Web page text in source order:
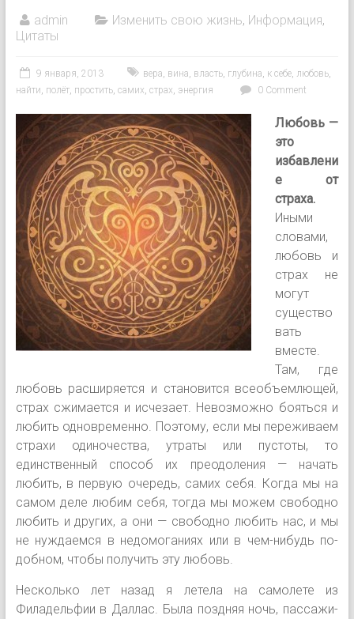
admin Изменить свою жизнь, Информация,
Цитаты
9 января, 2013 вера вина власть, глубина к себе, любовь,
найти полёт, простить, самих страх энергия 0 Comment
Любовь —
это
избавлени
е от
страха.
Иными
сло­вами,
любовь и
страх не
могут
существо
вать
вместе.
Там, где
любовь расширяется и становится всеобъем­лющей,
страх сжимается и исчезает. Невозможно бояться и
любить одновременно. Поэтому, если мы переживаем
страхи одиночества, утраты или пусто­ты, то
единственный способ их преодоления — на­чать
любить, в первую очередь, самих себя. Когда мы на
самом деле любим себя, тогда мы можем свободно
любить и других, а они — свободно любить нас, и мы
не нуждаемся в недомоганиях или в чем-нибудь по­
добном, чтобы получить эту любовь.
Несколько лет назад я летела на самолете из
Филадельфии в Даллас. Была поздняя ночь, пассажи­